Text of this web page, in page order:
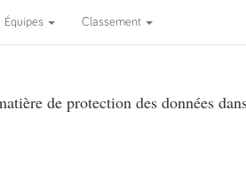
Équipes Classement
de protection des données